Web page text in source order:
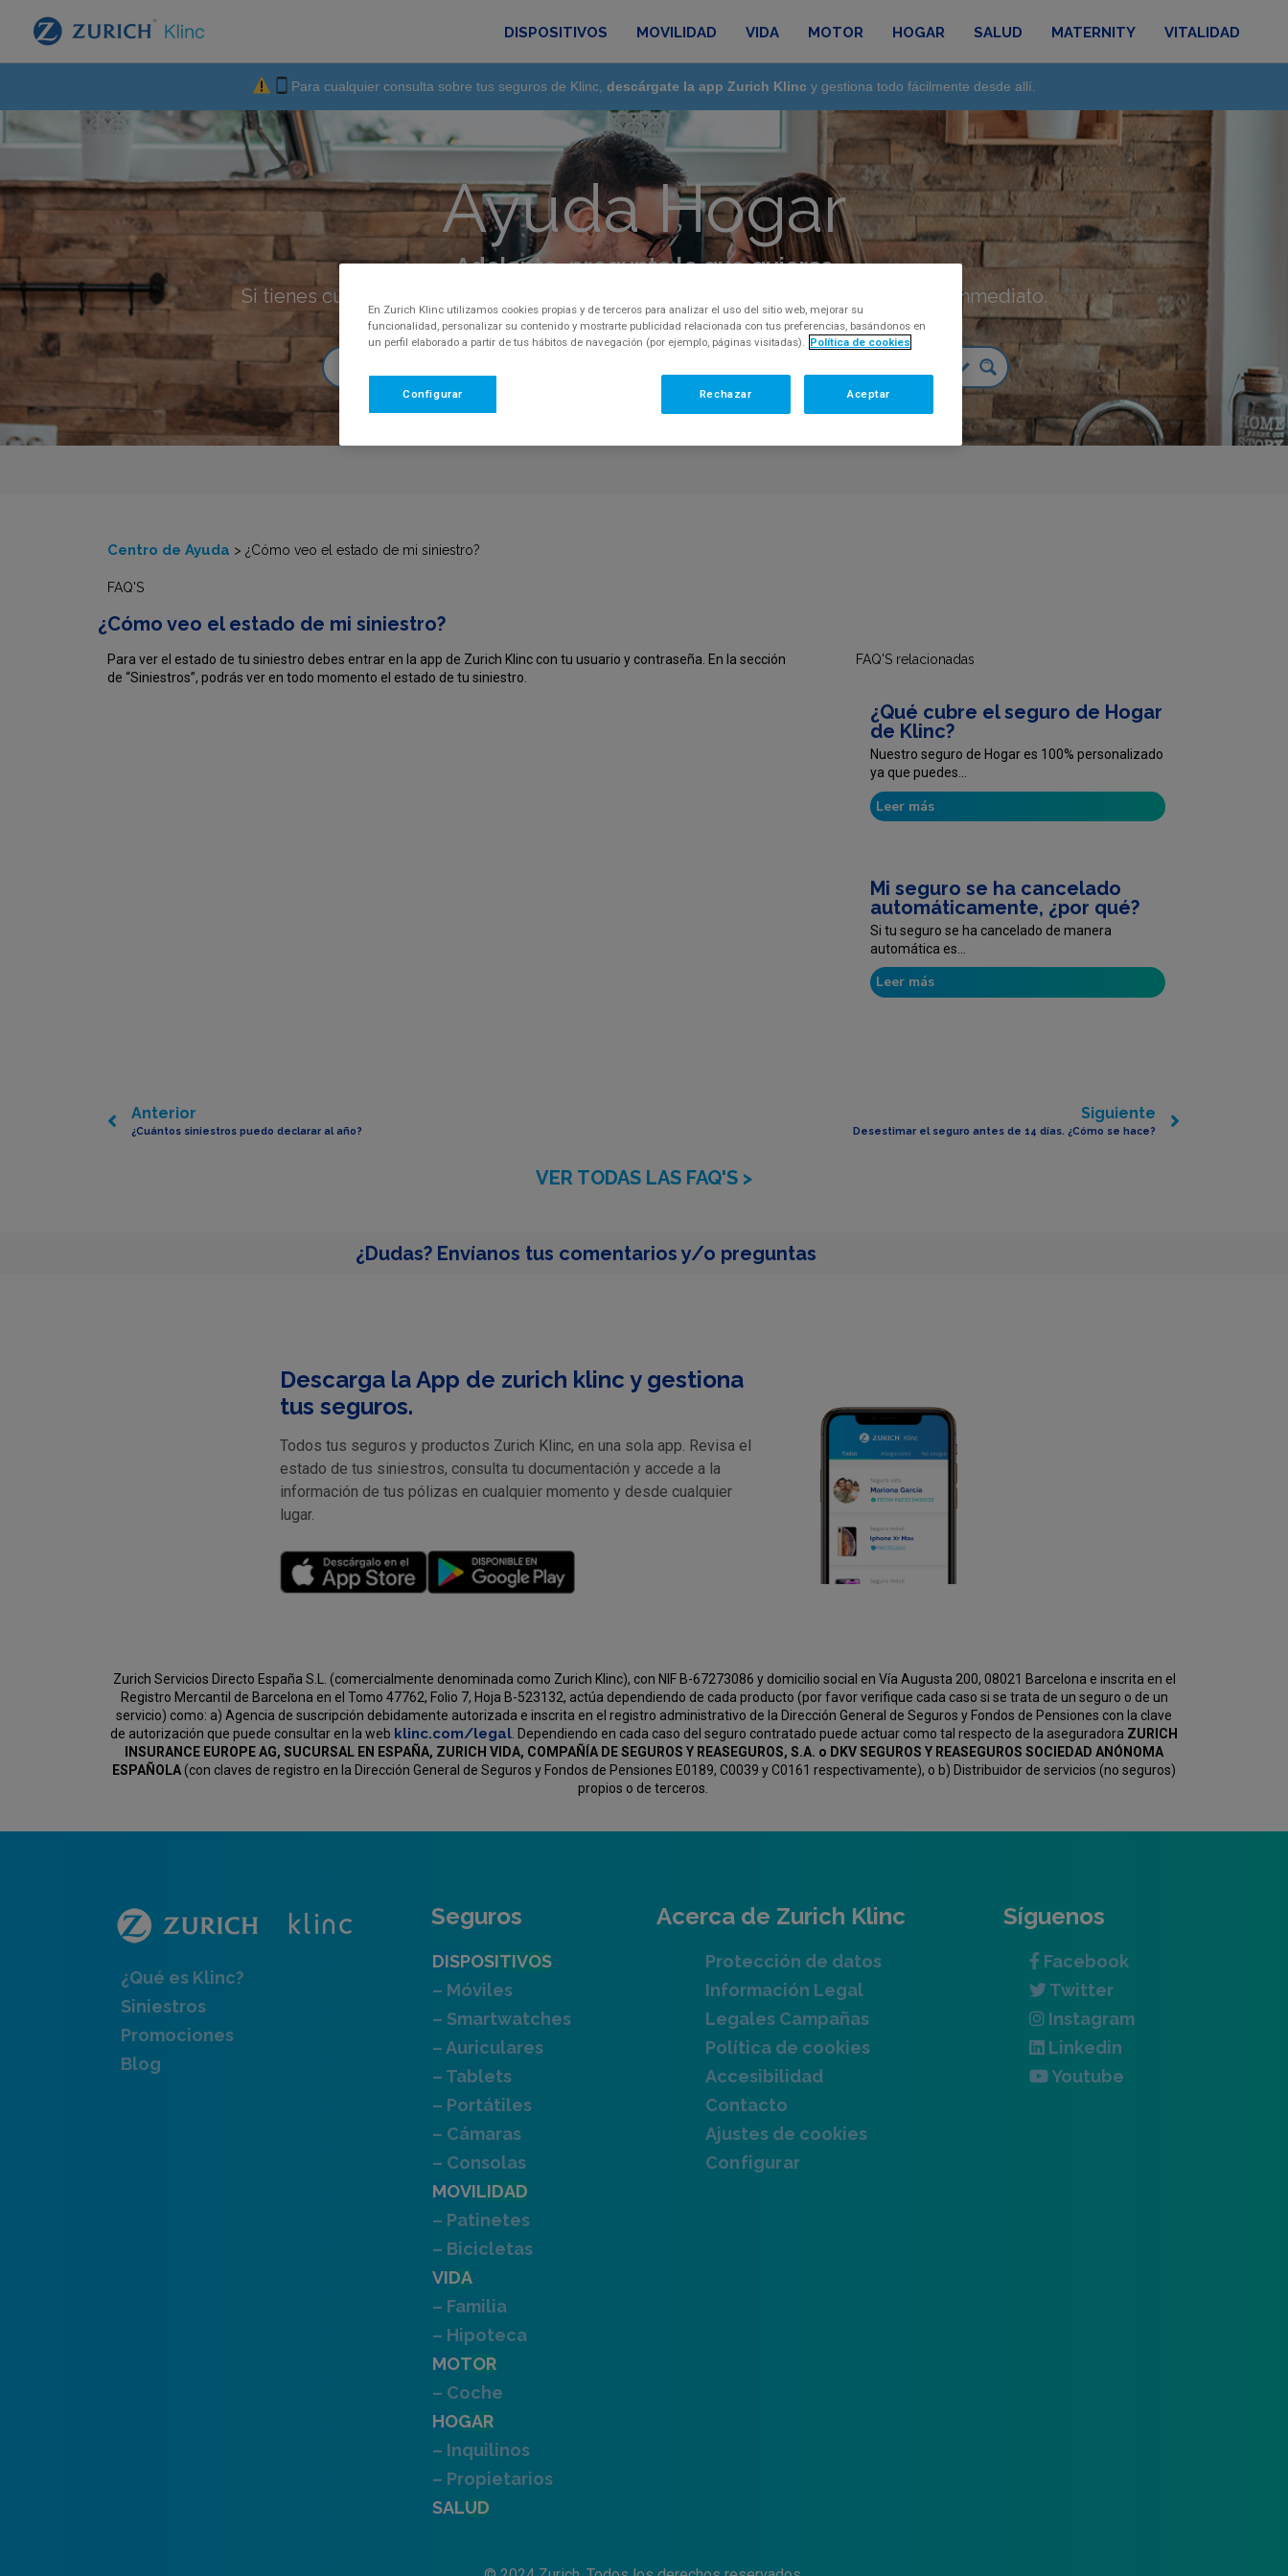
DISPOSITIVOS MOVILIDAD VIDA MOTOR HOGAR SALUD MATERNITY VITALIDAD
Para cualquier consulta sobre tus seguros de Klinc, descárgate la app Zurich Klinc y gestiona todo fácilmente desde allí.
Ayuda Hogar
Adelante, pregunta lo que quieras
Si tienes cualquier pregunta, inquietud o comentario, por favor, contáctanos de inmediato.
Centro de Ayuda > ¿Cómo veo el estado de mi siniestro?
FAQ'S
¿Cómo veo el estado de mi siniestro?
Para ver el estado de tu siniestro debes entrar en la app de Zurich Klinc con tu usuario y contraseña. En la sección
de “Siniestros”, podrás ver en todo momento el estado de tu siniestro.
FAQ'S relacionadas
¿Qué cubre el seguro de Hogar
de Klinc?
Nuestro seguro de Hogar es 100% personalizado
ya que puedes...
Leer más
Mi seguro se ha cancelado
automáticamente, ¿por qué?
Si tu seguro se ha cancelado de manera
automática es...
Leer más
Anterior
¿Cuántos siniestros puedo declarar al año?
Siguiente
Desestimar el seguro antes de 14 días. ¿Cómo se hace?
VER TODAS LAS FAQ'S >
¿Dudas? Envíanos tus comentarios y/o preguntas
Descarga la App de zurich klinc y gestiona
tus seguros.
Todos tus seguros y productos Zurich Klinc, en una sola app. Revisa el
estado de tus siniestros, consulta tu documentación y accede a la
información de tus pólizas en cualquier momento y desde cualquier
lugar.
Zurich Servicios Directo España S.L. (comercialmente denominada como Zurich Klinc), con NIF B-67273086 y domicilio social en Vía Augusta 200, 08021 Barcelona e inscrita en el
Registro Mercantil de Barcelona en el Tomo 47762, Folio 7, Hoja B-523132, actúa dependiendo de cada producto (por favor verifique cada caso si se trata de un seguro o de un
servicio) como: a) Agencia de suscripción debidamente autorizada e inscrita en el registro administrativo de la Dirección General de Seguros y Fondos de Pensiones con la clave
de autorización que puede consultar en la web klinc.com/legal. Dependiendo en cada caso del seguro contratado puede actuar como tal respecto de la aseguradora ZURICH
INSURANCE EUROPE AG, SUCURSAL EN ESPAÑA, ZURICH VIDA, COMPAÑÍA DE SEGUROS Y REASEGUROS, S.A. o DKV SEGUROS Y REASEGUROS SOCIEDAD ANÓNOMA
ESPAÑOLA(con claves de registro en la Dirección General de Seguros y Fondos de Pensiones E0189, C0039 y C0161 respectivamente), o b) Distribuidor de servicios (no seguros)
propios o de terceros.
¿Qué es Klinc?
Siniestros
Promociones
Blog
Seguros
DISPOSITIVOS
– Móviles
– Smartwatches
– Auriculares
– Tablets
– Portátiles
– Cámaras
– Consolas
MOVILIDAD
– Patinetes
– Bicicletas
VIDA
– Familia
– Hipoteca
MOTOR
– Coche
HOGAR
– Inquilinos
– Propietarios
SALUD
Acerca de Zurich Klinc
Protección de datos
Información Legal
Legales Campañas
Política de cookies
Accesibilidad
Contacto
Ajustes de cookies
Configurar
Síguenos
Facebook
Twitter
Instagram
Linkedin
Youtube
En Zurich Klinc utilizamos cookies propias y de terceros para analizar el uso del sitio web, mejorar su
funcionalidad, personalizar su contenido y mostrarte publicidad relacionada con tus preferencias, basándonos en
un perfil elaborado a partir de tus hábitos de navegación (por ejemplo, páginas visitadas).
Política de cookies
Rechazar Aceptar
Configurar